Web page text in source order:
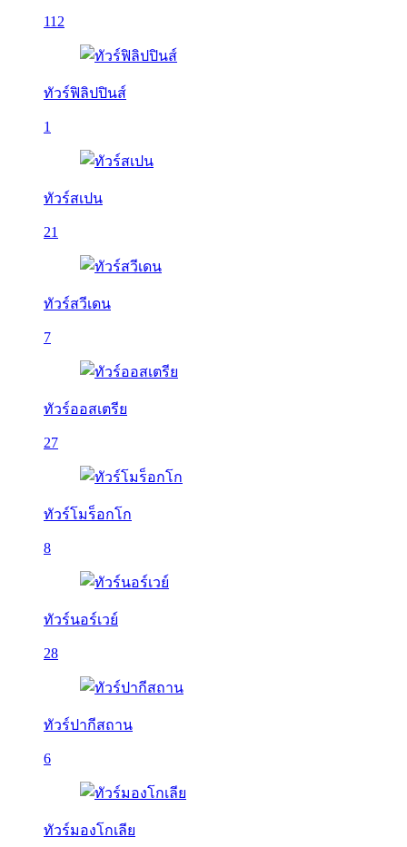
112
ทัวร์ฟิลิปปินส์
1
ทัวร์สเปน
21
ทัวร์สวีเดน
7
ทัวร์ออสเตรีย
27
ทัวร์โมร็อกโก
8
ทัวร์นอร์เวย์
28
ทัวร์ปากีสถาน
6
ทัวร์มองโกเลีย